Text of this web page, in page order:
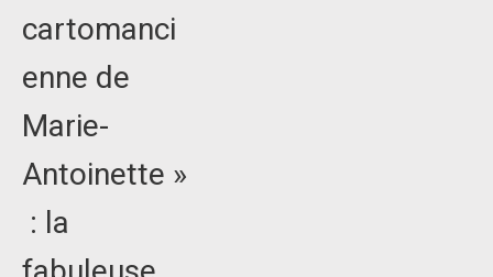
cartomanci
enne de
Marie-
Antoinette »
: la